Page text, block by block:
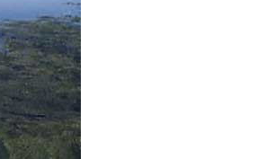
ス・パシフィカ_ク
ス・マグナム_クロ
リバー_クローム/ス
_クローム/ステン
レス■トヨタ/北米